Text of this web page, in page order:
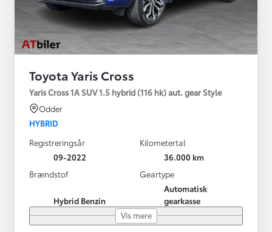
Toyota Yaris Cross
Yaris Cross 1A SUV 1.5 hybrid (116 hk) aut. gear Style
Odder
HYBRID
Registreringsår
09-2022
Kilometertal
36.000 km
Brændstof
Hybrid Benzin
Geartype
Automatisk
gearkasse
Vis mere